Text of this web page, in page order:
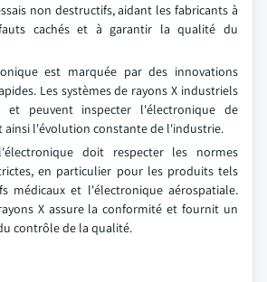
non destructifs, aidant les fabricants à
cachés et à garantir la qualité du
est marquée par des innovations
Les systèmes de rayons X industriels
et peuvent inspecter l'électronique de
ainsi l'évolution constante de l'industrie.
doit respecter les normes
en particulier pour les produits tels
médicaux et l'électronique aérospatiale.
X assure la conformité et fournit un
contrôle de la qualité.